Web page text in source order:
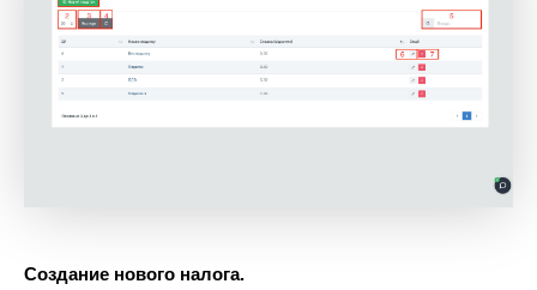
Создание нового налога.